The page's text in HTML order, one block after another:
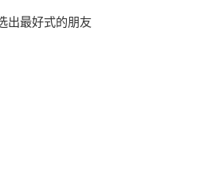
出最好式的朋友